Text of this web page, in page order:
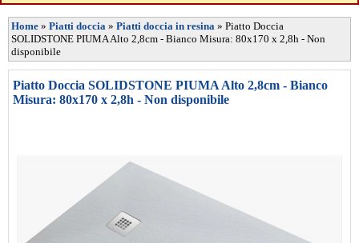
Home » Piatti doccia » Piatti doccia in resina » Piatto Doccia
SOLIDSTONE PIUMA Alto 2,8cm - Bianco Misura: 80x170 x 2,8h - Non
disponibile
Piatto Doccia SOLIDSTONE PIUMA Alto 2,8cm - Bianco
Misura: 80x170 x 2,8h - Non disponibile